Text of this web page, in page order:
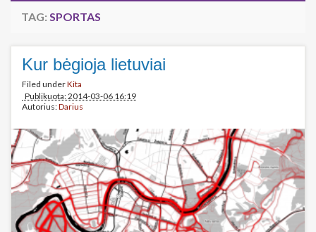
TAG: SPORTAS
Kur bėgioja lietuviai
Filed underKita
Publikuota: 2014-03-06 16:19
Autorius:Darius